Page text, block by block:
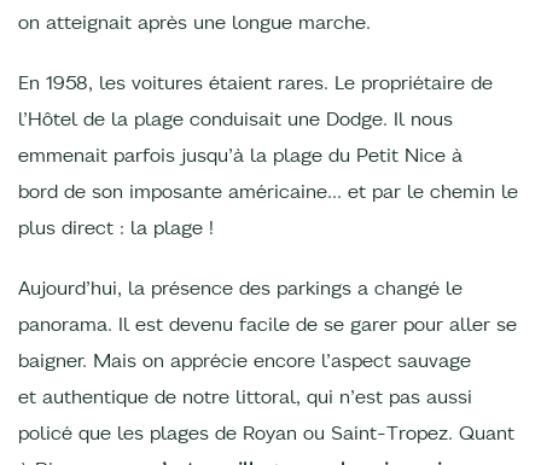
on atteignait après une longue marche.
En 1958, les voitures étaient rares. Le propriétaire de
l’Hôtel de la plage conduisait une Dodge. Il nous
emmenait parfois jusqu’à la plage du Petit Nice à
bord de son imposante américaine... et par le chemin le
plus direct : la plage !
Aujourd’hui, la présence des parkings a changé le
panorama. Il est devenu facile de se garer pour aller se
baigner. Mais on apprécie encore l’aspect sauvage
et authentique de notre littoral, qui n’est pas aussi
policé que les plages de Royan ou Saint-Tropez. Quant